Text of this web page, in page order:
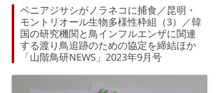
ス
キ
ッ
プ
ベニアジサシがノラネコに捕食／昆明・
モントリオール生物多様性枠組（3）／韓
国の研究機関と鳥インフルエンザに関連
する渡り鳥追跡のための協定を締結ほか
「山階鳥研NEWS」2023年9月号